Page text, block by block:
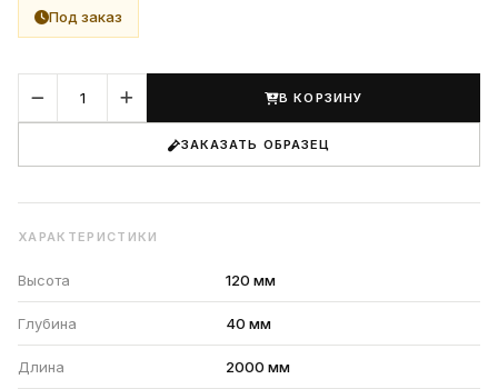
Под заказ
В КОРЗИНУ
ЗАКАЗАТЬ ОБРАЗЕЦ
ХАРАКТЕРИСТИКИ
Высота 120 мм
Глубина 40 мм
Длина 2000 мм